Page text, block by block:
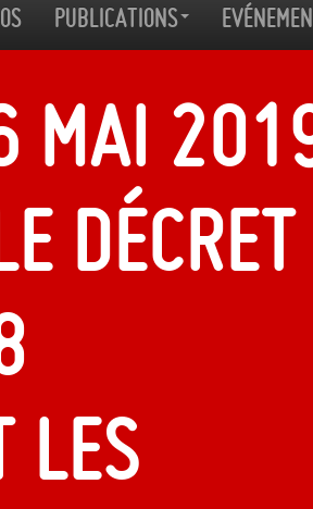
Publications
mai
décret
les